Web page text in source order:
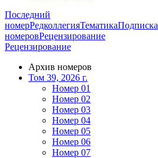
Последний
номерРедколлегияТематикаПодписка
номеровРецензирование
Рецензирование
Архив номеров
Том 39, 2026 г.
Номер 01
Номер 02
Номер 03
Номер 04
Номер 05
Номер 06
Номер 07